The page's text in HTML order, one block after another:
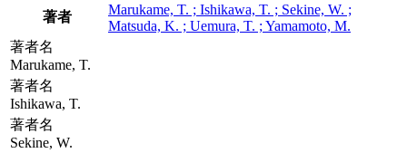
著者
Marukame, T. ; Ishikawa, T. ; Sekine, W. ;
Matsuda, K. ; Uemura, T. ; Yamamoto, M.
著者名
Marukame, T.
著者名
Ishikawa, T.
著者名
Sekine, W.